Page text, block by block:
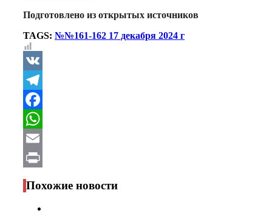
Подготовлено из открытых источников
TAGS: №№161-162 17 декабря 2024 г
VK
Telegram
Facebook
WhatsApp
Email
Print
Похожие новости